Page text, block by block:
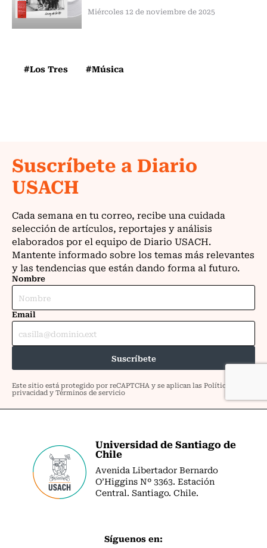
Miércoles 12 de noviembre de 2025
#Los Tres #Música
Universidad de Santiago de
Chile
Avenida Libertador Bernardo
O’Higgins Nº 3363. Estación
Central. Santiago. Chile.
Síguenos en: